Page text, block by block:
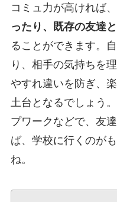
コミュ力が高ければ、
ったり、既存の友達
ることができます。
り、相手の気持ちを
やすれ違いを防ぎ、
土台となるでしょう
プワークなどで、友
ば、学校に行くのが
ね。